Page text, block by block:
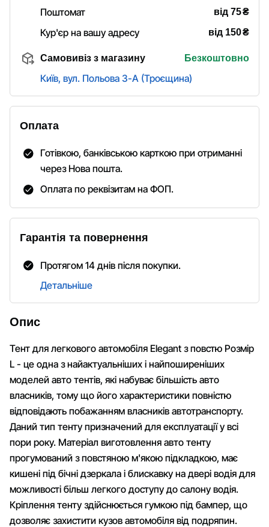
Опис
Тент для легкового автомобіля Elegant з повстю Розмір
L - це одна з найактуальніших і найпоширеніших
моделей авто тентів, які набуває більшість авто
власників, тому що його характеристики повністю
відповідають побажанням власників автотранспорту.
Даний тип тенту призначений для експлуатації у всі
пори року. Матеріал виготовлення авто тенту
прогумований з повстяною м'якою підкладкою, має
кишені під бічні дзеркала і блискавку на двері водія для
можливості більш легкого доступу до салону водія.
Кріплення тенту здійснюється гумкою під бампер, що
дозволяє захистити кузов автомобіля від подряпин.
Поштомат
від 75₴
Кур'єр на вашу адресу
від 150₴
Самовивіз з магазину Безкоштовно
Київ, вул. Польова 3-А (Троєщина)
Оплата
Готівкою, банківською карткою при отриманні
через Нова пошта.
Оплата по реквізитам на ФОП.
Гарантія та повернення
Протягом 14 днів після покупки.
Детальніше